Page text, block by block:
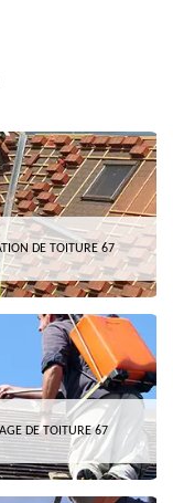
DE TOITURE 67
DE TOITURE 67